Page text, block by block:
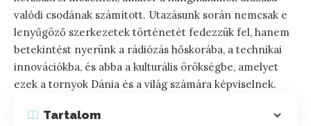
valódi csodának számított. Utazásunk során nemcsak e
lenyűgöző szerkezetek történetét fedezzük fel, hanem
betekintést nyerünk a rádiózás hőskorába, a technikai
innovációkba, és abba a kulturális örökségbe, amelyet
ezek a tornyok Dánia és a világ számára képviselnek.
Tartalom